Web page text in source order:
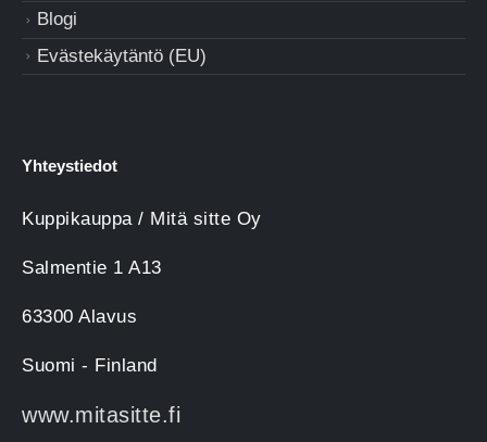
Blogi
Evästekäytäntö (EU)
Yhteystiedot
Kuppikauppa / Mitä sitte Oy
Salmentie 1 A13
63300 Alavus
Suomi - Finland
www.mitasitte.fi